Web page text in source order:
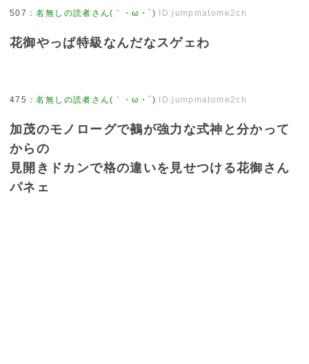
507 ：名無しの読者さん(｀・ω・´) ID:jumpmatome2ch
花御やっぱ特級なんだなスゲェわ
475 ：名無しの読者さん(｀・ω・´) ID:jumpmatome2ch
加茂のモノローグで鵺が強力な式神と分かって
からの
見開きドカンで格の違いを見せつける花御さん
パネェ